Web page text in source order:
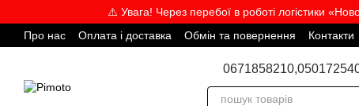
Перейти до основного контенту⚠️ Увага! Через перебої в роботі логістики
Про нас
Оплата і доставка Обмін та повернення Контакти
Відгуки про магазин
Угода користувача Блог Співпраця
0671858210,